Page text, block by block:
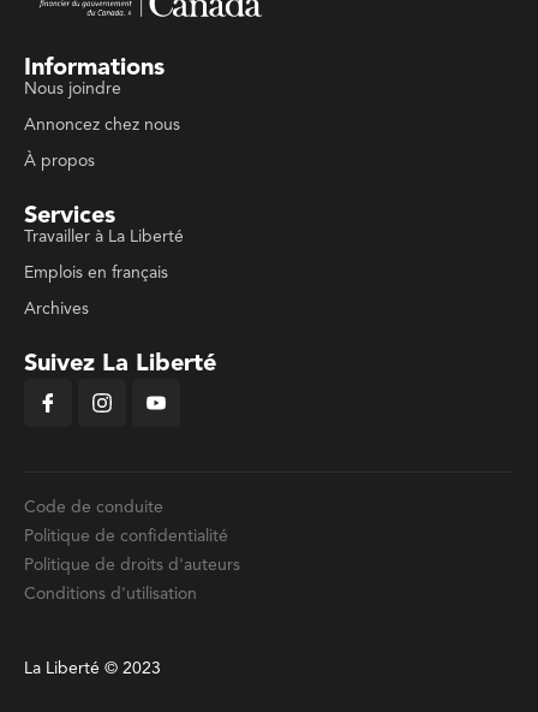
Informations
Nous joindre
Annoncez chez nous
À propos
Services
Travailler à La Liberté
Emplois en français
Archives
Suivez La Liberté
Code de conduite
Politique de confidentialité
Politique de droits d'auteurs
Conditions d'utilisation
La Liberté © 2023